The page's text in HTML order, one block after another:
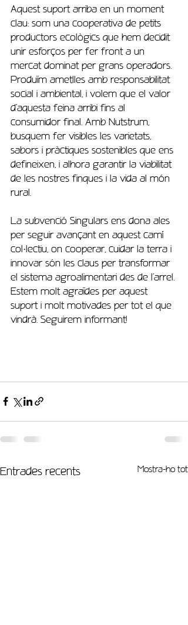
Aquest suport arriba en un moment
clau: som una cooperativa de petits
productors ecològics que hem decidit
unir esforços per fer front a un
mercat dominat per grans operadors.
Produïm ametlles amb responsabilitat
social i ambiental, i volem que el valor
d’aquesta feina arribi fins al
consumidor final. Amb Nutstrum,
busquem fer visibles les varietats,
sabors i pràctiques sostenibles que ens
defineixen, i alhora garantir la viabilitat
de les nostres finques i la vida al món
rural.
La subvenció Singulars ens dona ales
per seguir avançant en aquest camí
col·lectiu, on cooperar, cuidar la terra i
innovar són les claus per transformar
el sistema agroalimentari des de l’arrel.
Estem molt agraïdes per aquest
suport i molt motivades per tot el que
vindrà. Seguirem informant!
Entrades recents Mostra-ho tot